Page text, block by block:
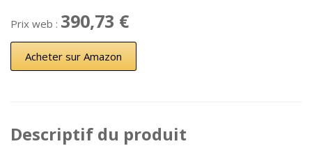
Prix web : 390,73 €
Acheter sur Amazon
Descriptif du produit